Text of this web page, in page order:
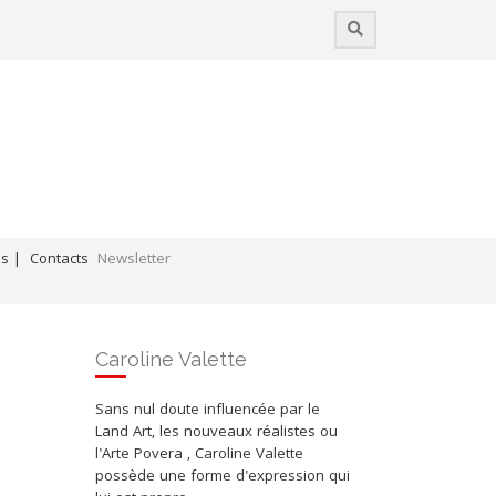
| Contacts Newsletter
Caroline Valette
Sans nul doute influencée par le
Land Art, les nouveaux réalistes ou
l'Arte Povera , Caroline Valette
possède une forme d'expression qui